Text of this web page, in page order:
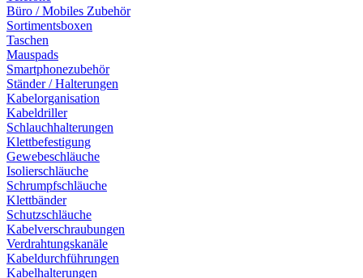
Büro / Mobiles Zubehör
Sortimentsboxen
Taschen
Mauspads
Smartphonezubehör
Ständer / Halterungen
Kabelorganisation
Kabeldriller
Schlauchhalterungen
Klettbefestigung
Gewebeschläuche
Isolierschläuche
Schrumpfschläuche
Klettbänder
Schutzschläuche
Kabelverschraubungen
Verdrahtungskanäle
Kabeldurchführungen
Kabelhalterungen